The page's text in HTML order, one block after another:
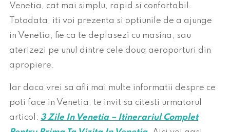
Venetia, cat mai simplu, rapid si confortabil.
Totodata, iti voi prezenta si optiunile de a ajunge
in Venetia, fie ca te deplasezi cu masina, sau
aterizezi pe unul dintre cele doua aeroporturi din
apropiere.
Iar daca vrei sa afli mai multe informatii despre ce
poti face in Venetia, te invit sa citesti urmatorul
articol: 3 Zile In Venetia – Itinerariul Complet